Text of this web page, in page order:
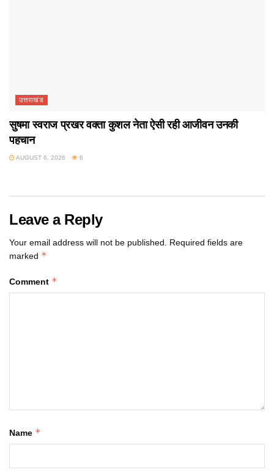
उत्तराखंड
सुषमा स्वराज प्रखर वक्ता कुशल नेता ऐसी रही आजीवन उनकी
पहचान
AUGUST 6, 2026 6
Leave a Reply
Your email address will not be published.
Required fields are
marked *
Comment *
Name *